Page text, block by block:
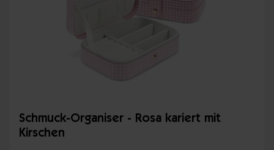
Schmuck-Organiser - Rosa kariert mit
Kirschen